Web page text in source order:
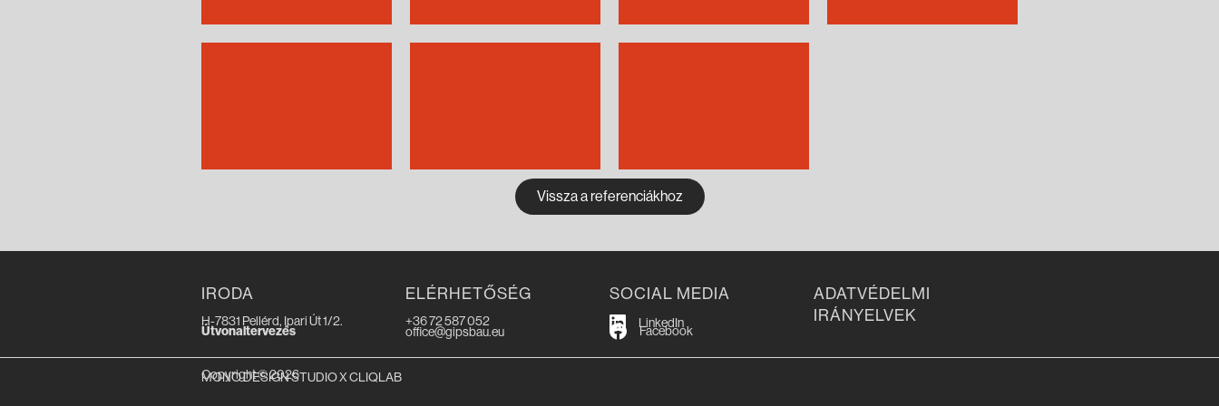
Vissza a referenciákhoz
IRODA
H-7831 Pellérd, Ipari Út 1/2.
Útvonaltervezés
ELÉRHETŐSÉG
+36 72 587 052
office@gipsbau.eu
SOCIAL MEDIA
LinkedIn
Facebook
ADATVÉDELMI
IRÁNYELVEK
Copyright © 2026
MONO DESIGN STUDIOXCLIQLAB